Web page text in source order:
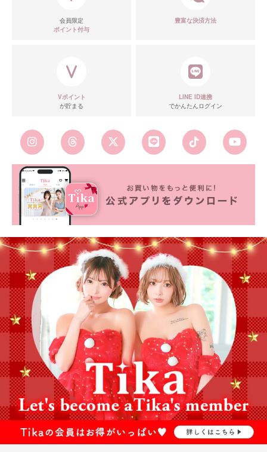
会員限定
ポイント付与
豊富な決済方法
Vポイント
が貯まる
LINE ID連携
でかんたんログイン